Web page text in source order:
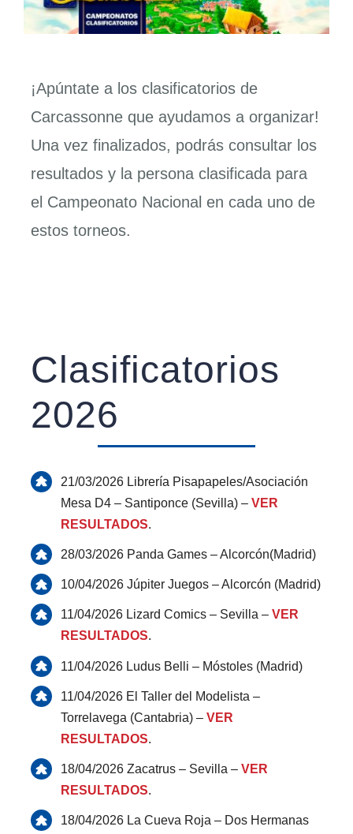
¡Apúntate a los clasificatorios de
Carcassonne que ayudamos a organizar!
Una vez finalizados, podrás consultar los
resultados y la persona clasificada para
el Campeonato Nacional en cada uno de
estos torneos.
Clasificatorios
2026
21/03/2026 Librería Pisapapeles/Asociación
Mesa D4 – Santiponce (Sevilla) –VER
RESULTADOS.
28/03/2026 Panda Games – Alcorcón(Madrid)
10/04/2026 Júpiter Juegos – Alcorcón (Madrid)
11/04/2026 Lizard Comics – Sevilla –VER
RESULTADOS.
11/04/2026 Ludus Belli – Móstoles (Madrid)
11/04/2026 El Taller del Modelista –
Torrelavega (Cantabria) –VER
RESULTADOS.
18/04/2026 Zacatrus – Sevilla –VER
RESULTADOS.
18/04/2026 La Cueva Roja – Dos Hermanas